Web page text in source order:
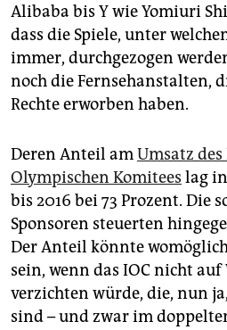
epaper login
Alibaba bis Y wie Yomiuri
dass die Spiele, unter
immer, durchgezogen
noch die Fernsehanstalten,
Rechte erworben haben.
Deren Anteil amUmsatz
Olympischen Komitees lag
bis 2016 bei 73 Prozent. Die
Sponsoren steuerten
Der Anteil könnte
sein, wenn das IOC nicht
verzichten würde, die, nun
sind – und zwar im